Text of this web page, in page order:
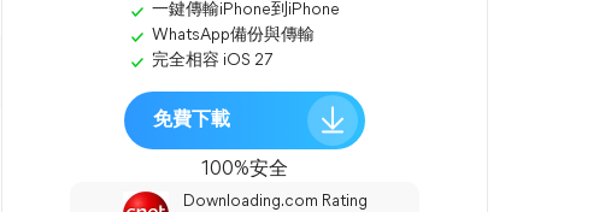
一鍵傳輸iPhone到iPhone
WhatsApp備份與傳輸
完全相容 iOS 27
免費下載
100%安全
Downloading.com Rating